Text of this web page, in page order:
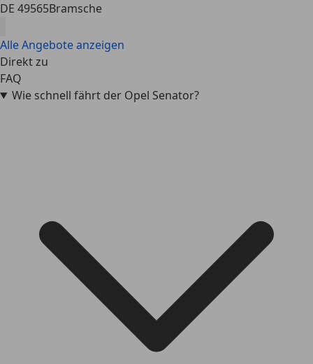
DE 49565Bramsche
Alle Angebote anzeigen
Direkt zu
FAQ
Wie schnell fährt der Opel Senator?